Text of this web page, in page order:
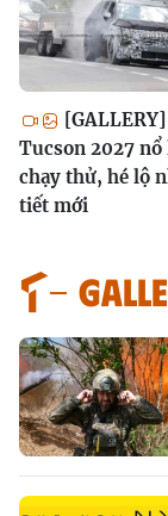
Tucson 2027
chạy thử, hé lộ
tiết mới